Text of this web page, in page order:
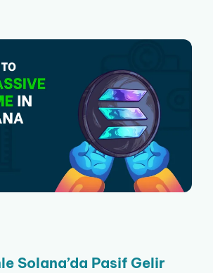
Solana’da Pasif Gelir